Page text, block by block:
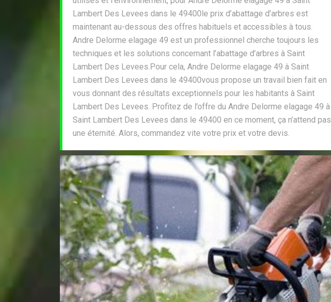
Lambert Des Levees dans le 49400le prix d’abattage d’arbres est
maintenant au-dessous des offres habituels et accessibles à tous.
Andre Delorme elagage 49 est un professionnel cherche toujours les
techniques et les solutions concernant l’abattage d’arbres à Saint
Lambert Des Levees.Pour cela, Andre Delorme elagage 49 à Saint
Lambert Des Levees dans le 49400vous propose un travail bien fait en
vous donnant des résultats exceptionnels pour les habitants à Saint
Lambert Des Levees. Profitez de l’offre du Andre Delorme elagage 49 à
Saint Lambert Des Levees dans le 49400 en ce moment, ça n’attend pas
une éternité. Alors, commandez vite votre prix et votre devis.